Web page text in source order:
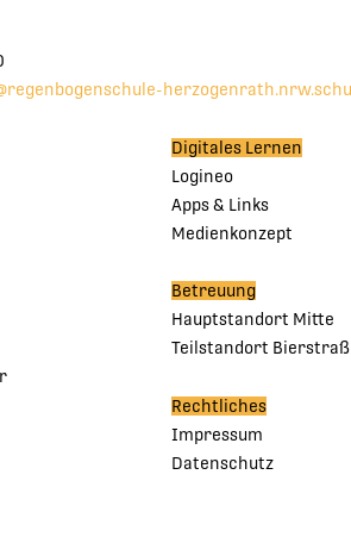
Digitales Lernen
Logineo
Apps & Links
Medienkonzept
Betreuung
Hauptstandort Mitte
Teilstandort Bierstraß
Rechtliches
Impressum
Datenschutz